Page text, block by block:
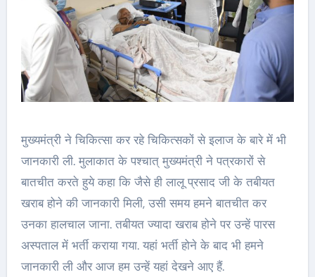
मुख्यमंत्री ने चिकित्सा कर रहे चिकित्सकों से इलाज के बारे में भी
जानकारी ली. मुलाकात के पश्चात् मुख्यमंत्री ने पत्रकारों से
बातचीत करते हुये कहा कि जैसे ही लालू प्रसाद जी के तबीयत
खराब होने की जानकारी मिली, उसी समय हमने बातचीत कर
उनका हालचाल जाना. तबीयत ज्यादा खराब होने पर उन्हें पारस
अस्पताल में भर्ती कराया गया. यहां भर्ती होने के बाद भी हमने
जानकारी ली और आज हम उन्हें यहां देखने आए हैं.